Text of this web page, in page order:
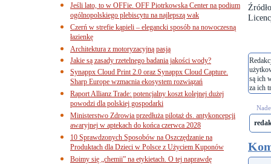
są ich
za ich
Jeśli lato, to w OFFie. OFF Piotrkowska Center na podium
ogólnopolskiego plebiscytu na najlepszą wak
Czerń w strefie kąpieli – elegancki sposób na nowoczesną
łazienkę
Architektura z motoryzacyjną pasją
Jakie są zasady rzetelnego badania jakości wody?
Synappx Cloud Print 2.0 oraz Synappx Cloud Capture.
Sharp Europe wzmacnia ekosystem rozwiązań
Raport Allianz Trade: potencjalny koszt kolejnej dużej
powodzi dla polskiej gospodarki
Ministerstwo Zdrowia przedłuża pilotaż ds. antykoncepcji
awaryjnej w aptekach do końca czerwca 2028
10 Sprawdzonych Sposobów na Oszczędzanie na
Produktach dla Dzieci w Polsce z Użyciem Kuponów
Boimy się „chemii” na etykietach. O tej naprawdę